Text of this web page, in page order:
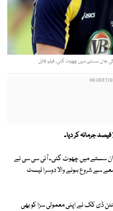
کی جان سستے میں چھوٹ گئی۔ فوٹو: فائل
جان سستے میں چھوٹ گئی۔ آئی سی سی نے
سے شروع ہونے والا دوسرا ٹیسٹ
ڈی کک نے اپنی معمولی سزا کو بھی